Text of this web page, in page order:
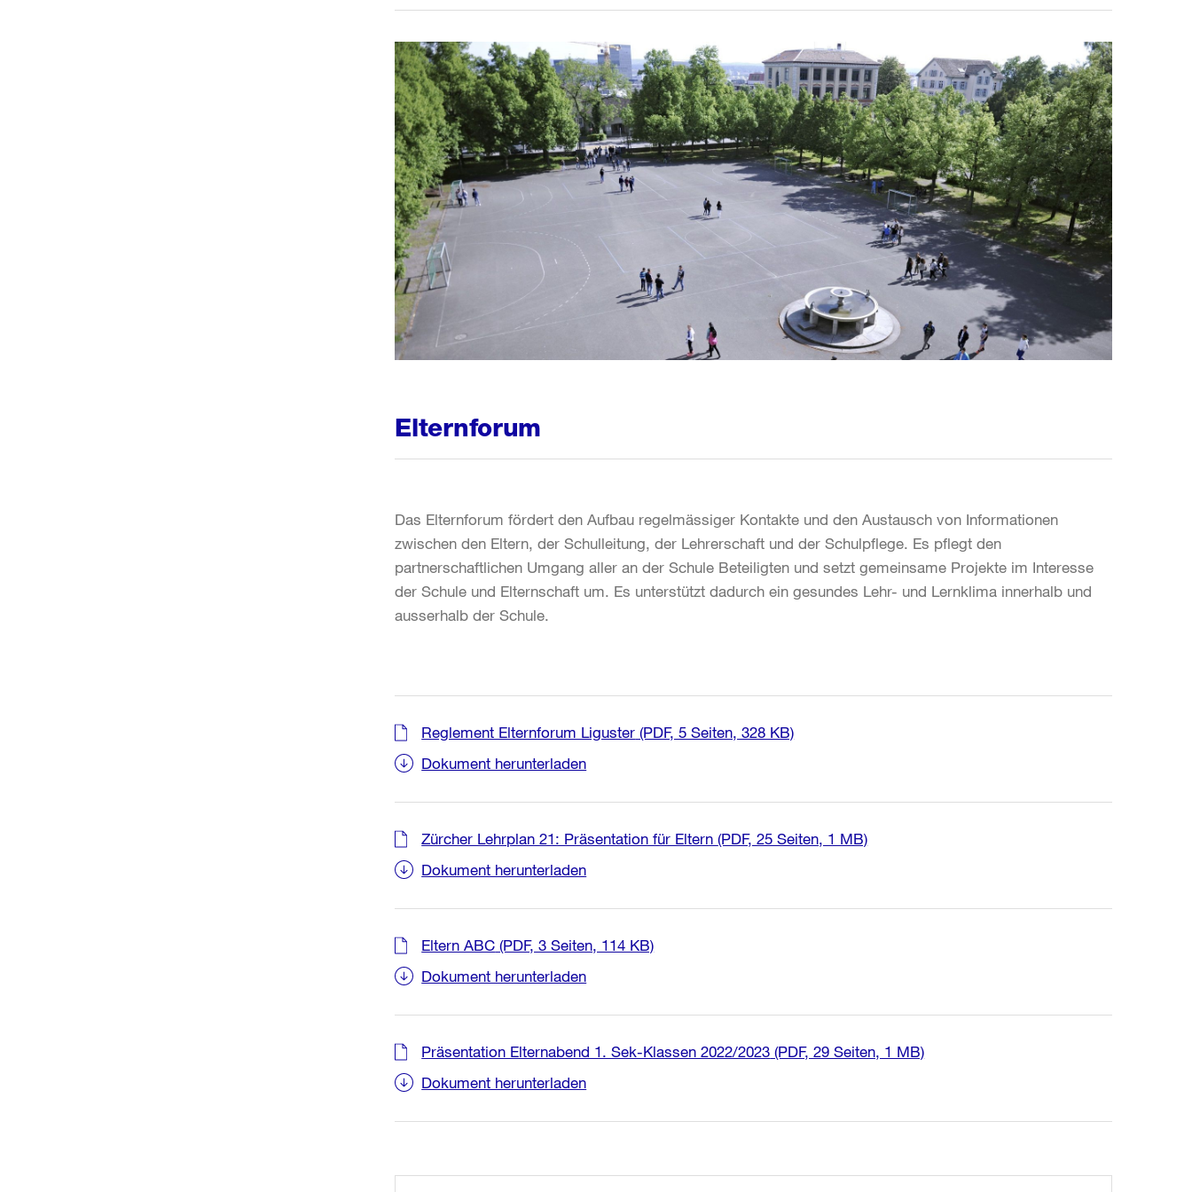
Elternforum
Das Elternforum fördert den Aufbau regelmässiger Kontakte und den Austausch von Informationen
zwischen den Eltern, der Schulleitung, der Lehrerschaft und der Schulpflege. Es pflegt den
partnerschaftlichen Umgang aller an der Schule Beteiligten und setzt gemeinsame Projekte im Interesse
der Schule und Elternschaft um. Es unterstützt dadurch ein gesundes Lehr- und Lernklima innerhalb und
ausserhalb der Schule.
Reglement Elternforum Liguster (PDF, 5 Seiten, 328 KB)
Dokument herunterladen
Zürcher Lehrplan 21: Präsentation für Eltern(PDF, 25 Seiten, 1 MB)
Dokument herunterladen
Eltern ABC (PDF, 3 Seiten, 114 KB)
Dokument herunterladen
Präsentation Elternabend 1. Sek-Klassen 2022/2023 (PDF, 29 Seiten, 1 MB)
Dokument herunterladen